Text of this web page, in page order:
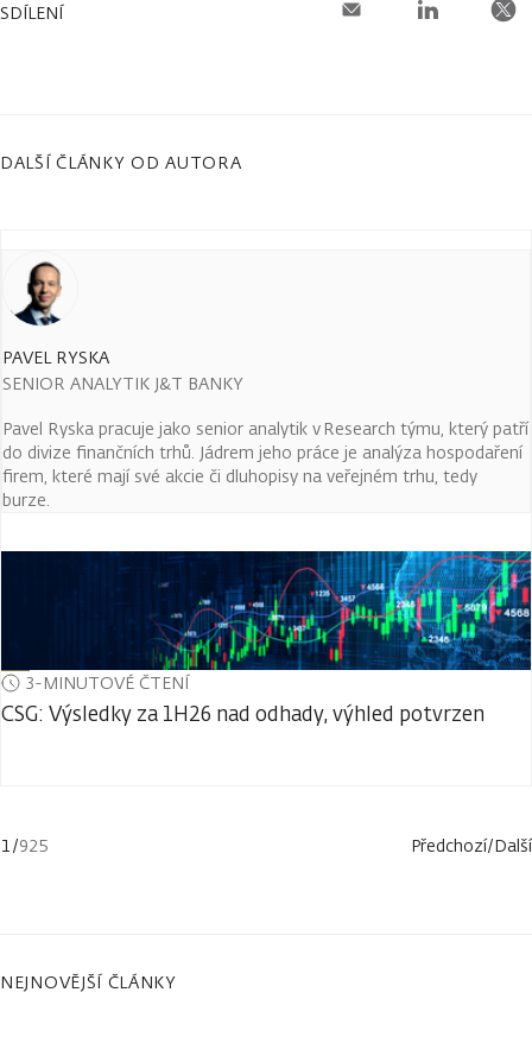
SDÍLENÍ
DALŠÍ ČLÁNKY OD AUTORA
PAVEL RYSKA
SENIOR ANALYTIK J&T BANKY
Pavel Ryska pracuje jako senior analytik v Research týmu, který patří
do divize finančních trhů. Jádrem jeho práce je analýza hospodaření
firem, které mají své akcie či dluhopisy na veřejném trhu, tedy
burze.
3-MINUTOVÉ ČTENÍ
CSG: Výsledky za 1H26 nad odhady, výhled potvrzen
1/925 Předchozí/Další
NEJNOVĚJŠÍ ČLÁNKY